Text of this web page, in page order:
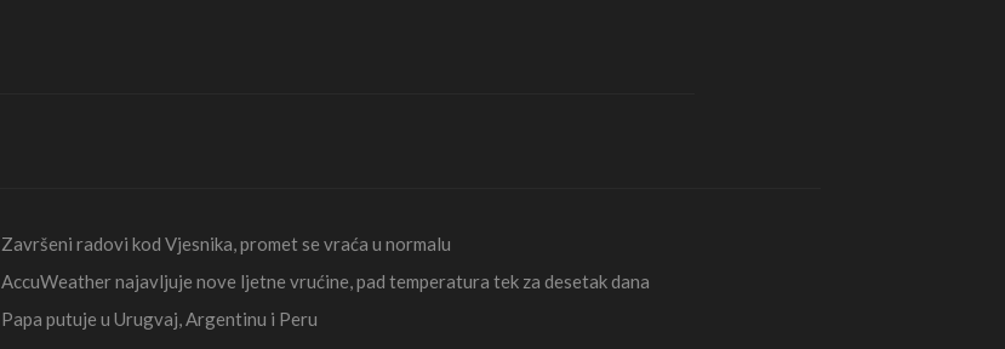
Završeni radovi kod Vjesnika, promet se vraća u normalu
AccuWeather najavljuje nove ljetne vrućine, pad temperatura tek za desetak dana
Papa putuje u Urugvaj, Argentinu i Peru